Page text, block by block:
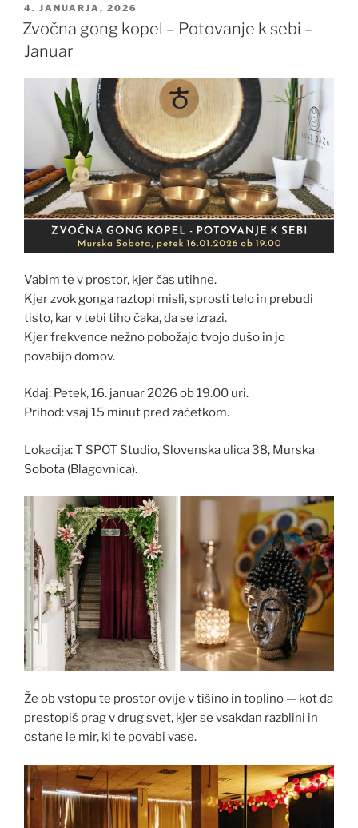
OBJAVLJENO
DNE
4. JANUARJA, 2026
Zvočna gong kopel – Potovanje k sebi –
Januar
Vabim te v prostor, kjer čas utihne.
Kjer zvok gonga raztopi misli, sprosti telo in prebudi
tisto, kar v tebi tiho čaka, da se izrazi.
Kjer frekvence nežno pobožajo tvojo dušo in jo
povabijo domov.
Kdaj: Petek, 16. januar 2026 ob 19.00 uri.
Prihod: vsaj 15 minut pred začetkom.
Lokacija: T SPOT Studio, Slovenska ulica 38, Murska
Sobota (Blagovnica).
Že ob vstopu te prostor ovije v tišino in toplino — kot da
prestopiš prag v drug svet, kjer se vsakdan razblini in
ostane le mir, ki te povabi vase.